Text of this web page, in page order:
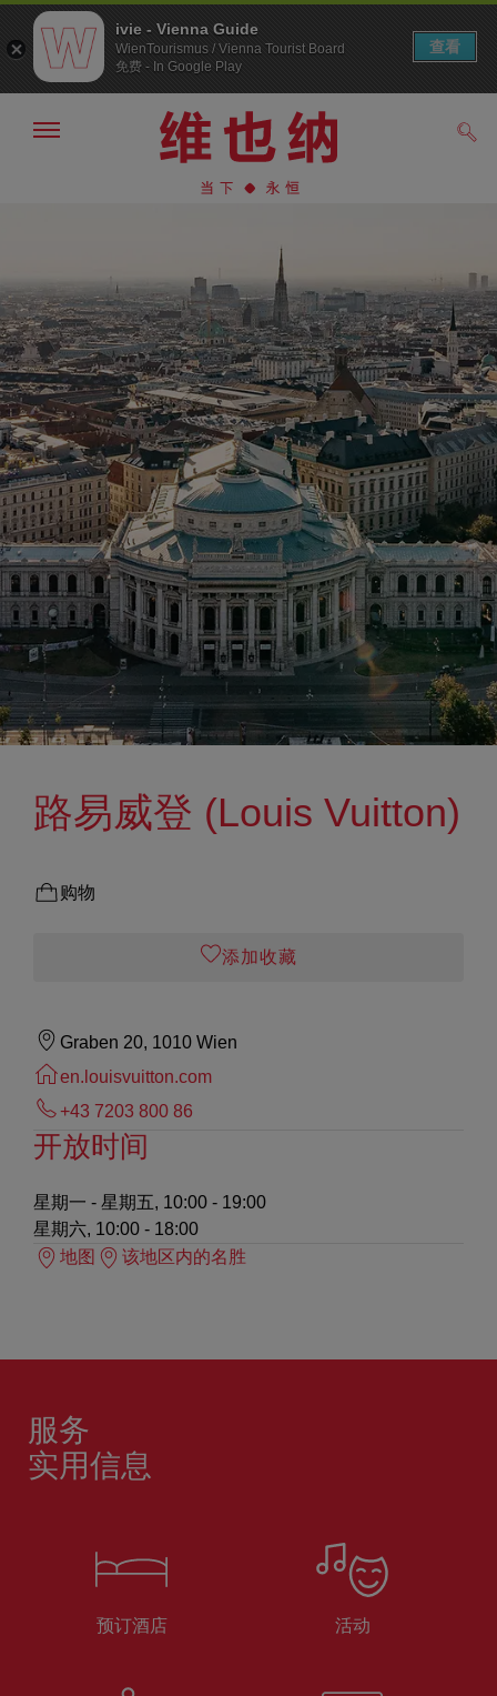
显
路易威登 (Louis Vuitton)
购物
添加收藏
Graben 20, 1010 Wien
en.louisvuitton.com
+43 7203 800 86
开放时间
星期一 - 星期五, 10:00 - 19:00
星期六, 10:00 - 18:00
地图
该地区内的名胜
服务
实用信息
预订酒店 活动
ivie - Vienna Guide
WienTourismus / Vienna Tourist Board
免费 - In Google Play
查看